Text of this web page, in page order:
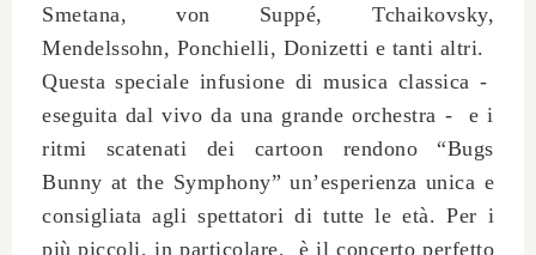
Smetana, von Suppé, Tchaikovsky,
Mendelssohn, Ponchielli, Donizetti e tanti altri.
Questa speciale infusione di musica classica -
eseguita dal vivo da una grande orchestra - e i
ritmi scatenati dei cartoon rendono “Bugs
Bunny at the Symphony” un’esperienza unica e
consigliata agli spettatori di tutte le età.Per i
più piccoli, in particolare, è il concerto perfetto